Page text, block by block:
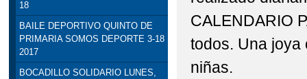
18
BAILE DEPORTIVO QUINTO DE
PRIMARIA SOMOS DEPORTE 3-18
2017
BOCADILLO SOLIDARIO LUNES,
CALENDARIO
todos. Una joya
niñas.